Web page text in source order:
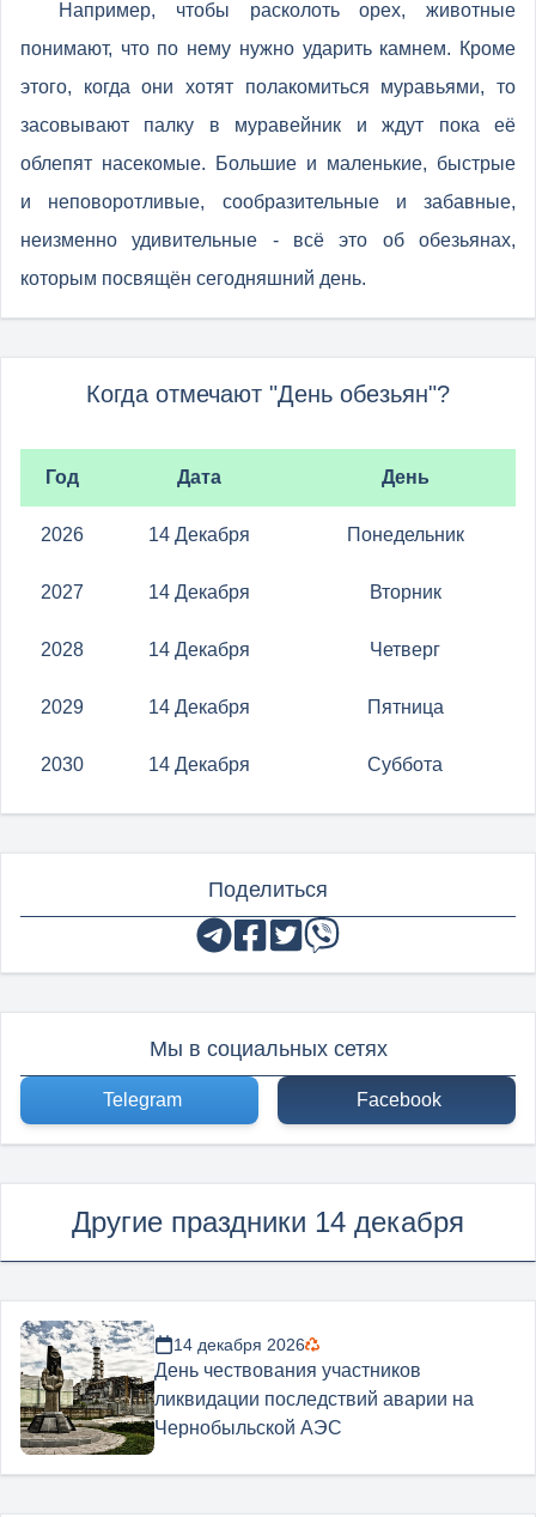
Например, чтобы расколоть орех, животные
понимают, что по нему нужно ударить камнем. Кроме
этого, когда они хотят полакомиться муравьями, то
засовывают палку в муравейник и ждут пока её
облепят насекомые. Большие и маленькие, быстрые
и неповоротливые, сообразительные и забавные,
неизменно удивительные - всё это об обезьянах,
которым посвящён сегодняшний день.
Когда отмечают "День обезьян"?
Год Дата День
2026 14 Декабря Понедельник
2027 14 Декабря Вторник
2028 14 Декабря Четверг
2029 14 Декабря Пятница
2030 14 Декабря Суббота
Поделиться
Мы в социальных сетях
Telegram Facebook
Другие праздники 14 декабря
14 декабря 2026
День чествования участников
ликвидации последствий аварии на
Чернобыльской АЭС